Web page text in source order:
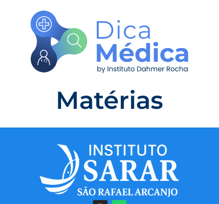
Matérias